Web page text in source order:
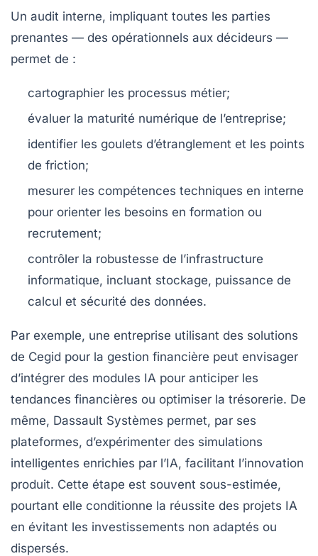
Un audit interne, impliquant toutes les parties
prenantes — des opérationnels aux décideurs —
permet de :
cartographier les processus métier;
évaluer la maturité numérique de l’entreprise;
identifier les goulets d’étranglement et les points
de friction;
mesurer les compétences techniques en interne
pour orienter les besoins en formation ou
recrutement;
contrôler la robustesse de l’infrastructure
informatique, incluant stockage, puissance de
calcul et sécurité des données.
Par exemple, une entreprise utilisant des solutions
de Cegid pour la gestion financière peut envisager
d’intégrer des modules IA pour anticiper les
tendances financières ou optimiser la trésorerie. De
même, Dassault Systèmes permet, par ses
plateformes, d’expérimenter des simulations
intelligentes enrichies par l’IA, facilitant l’innovation
produit. Cette étape est souvent sous-estimée,
pourtant elle conditionne la réussite des projets IA
en évitant les investissements non adaptés ou
dispersés.